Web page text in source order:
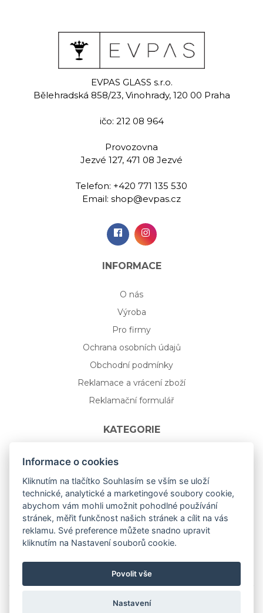
EVPAS GLASS s.r.o.
Bělehradská 858/23, Vinohrady, 120 00 Praha
ičo: 212 08 964
Provozovna
Jezvé 127, 471 08 Jezvé
Telefon: +420 771 135 530
Email: shop@evpas.cz
INFORMACE
O nás
Výroba
Pro firmy
Ochrana osobních údajů
Obchodní podmínky
Reklamace a vrácení zboží
Reklamační formulář
KATEGORIE
Nápojové sklo
Bydlení
Dárkový poukaz na míru
Mystery box
Kolekce
NOVÁ rozkvetlá KOLEKCE 🌸🌼
aceit.czAll Right Reserved.
Informace o cookies
Kliknutím na tlačítko Souhlasím se vším se uloží
technické, analytické a marketingové soubory cookie,
abychom vám mohli umožnit pohodlné používání
stránek, měřit funkčnost našich stránek a cílit na vás
reklamu. Své preference můžete snadno upravit
kliknutím na Nastavení souborů cookie.
Povolit vše
Nastavení